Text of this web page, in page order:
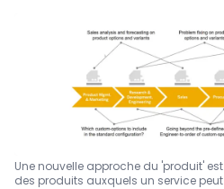
Une nouvelle approche du 'produit'
des produits auxquels un service